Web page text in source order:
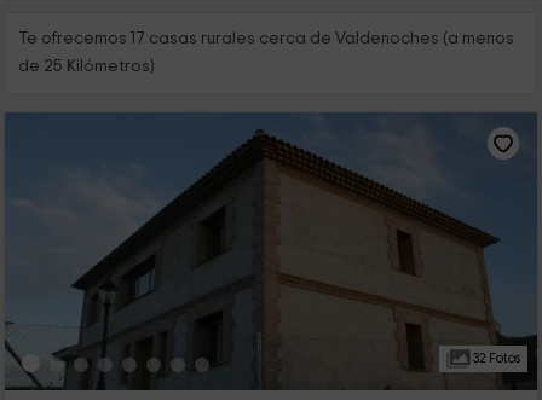
Te ofrecemos 17 casas rurales cerca de Valdenoches (a menos
de 25 Kilómetros)
32 Fotos